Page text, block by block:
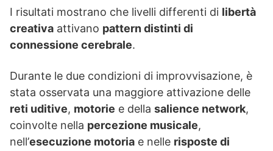
I risultati mostrano che livelli differenti di libertà
creativa attivano pattern distinti di
connessione cerebrale.
Durante le due condizioni di improvvisazione, è
stata osservata una maggiore attivazione delle
reti uditive, motorie e della salience network,
coinvolte nella percezione musicale,
nell’esecuzione motoria e nelle risposte di